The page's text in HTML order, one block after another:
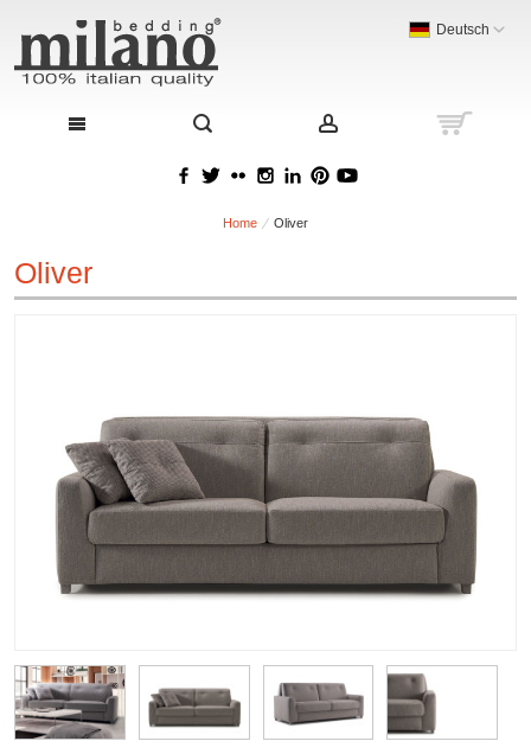
Deutsch
Home Oliver
Oliver